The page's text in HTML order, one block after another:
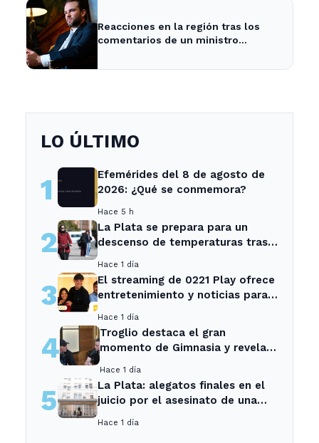
Reacciones en la región tras los
comentarios de un ministro
LO ÚLTIMO
1
Efemérides del 8 de agosto de
2026: ¿Qué se conmemora?
Hace 5 h
2
La Plata se prepara para un
descenso de temperaturas tras
Hace 1 día
3
El streaming de 0221 Play ofrece
entretenimiento y noticias para
Ensenada.
Hace 1 día
4
Troglio destaca el gran
momento de Gimnasia y revela
Hace 1 día
5
La Plata: alegatos finales en el
juicio por el asesinato de una
Hace 1 día